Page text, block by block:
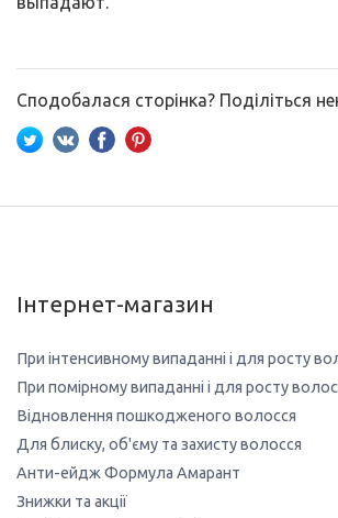
Сподобалася сторінка? Поділіться
Інтернет-магазин
При інтенсивному випаданні і для росту
При помірному випаданні і для росту
Відновлення пошкодженого волосся
Для блиску, об'єму та захисту волосся
Анти-ейдж Формула Амарант
Знижки та акції